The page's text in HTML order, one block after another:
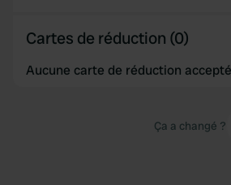
Cartes de réduction (0)
Aucune carte de réduction
Ça a changé ?